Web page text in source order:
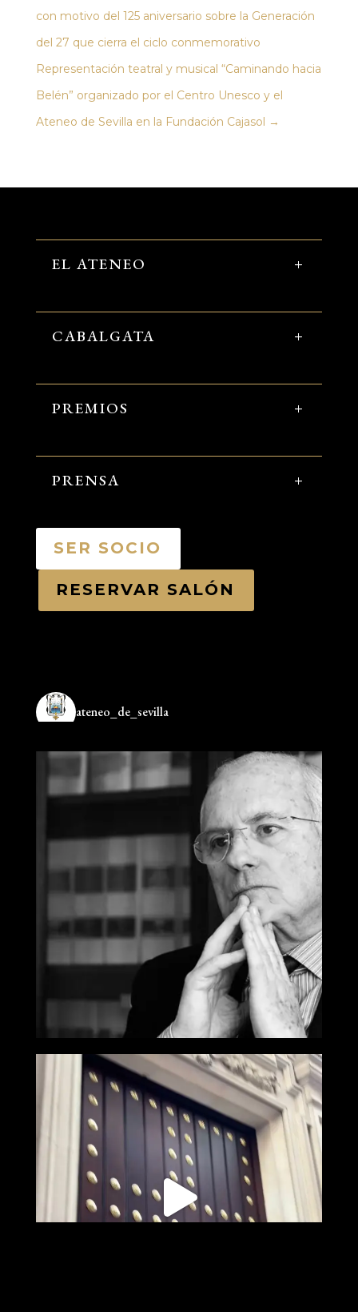
con motivo del 125 aniversario sobre la Generación
del 27 que cierra el ciclo conmemorativo
Representación teatral y musical “Caminando hacia
Belén” organizado por el Centro Unesco y el
Ateneo de Sevilla en la Fundación Cajasol
→
EL ATENEO
CABALGATA
PREMIOS
PRENSA
SER SOCIO
RESERVAR SALÓN
ateneo_de_sevilla